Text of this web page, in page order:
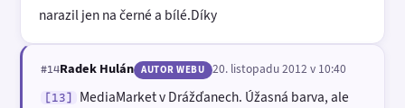
narazil jen na černé a bílé.Díky
#14Radek Hulán AUTOR WEBU 20. listopadu 2012 v 10:40
[13]
MediaMarket v Drážďanech. Úžasná barva, ale